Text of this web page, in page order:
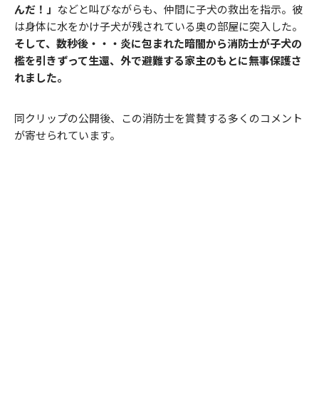
んだ！」 などと叫びながらも、仲間に子犬の救出を指示。彼
は身体に水をかけ子犬が残されている奥の部屋に突入した。
そして、数秒後・・・炎に包まれた暗闇から消防士が子犬の
檻を引きずって生還、外で避難する家主のもとに無事保護さ
れました。
同クリップの公開後、この消防士を賞賛する多くのコメント
が寄せられています。